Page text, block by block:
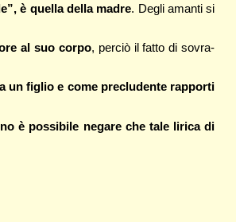
è quella della madre. Degli amanti si
al suo corpo, perciò il fatto di sovra-
un figlio e come precludente rapporti
è possibile negare che tale lirica di